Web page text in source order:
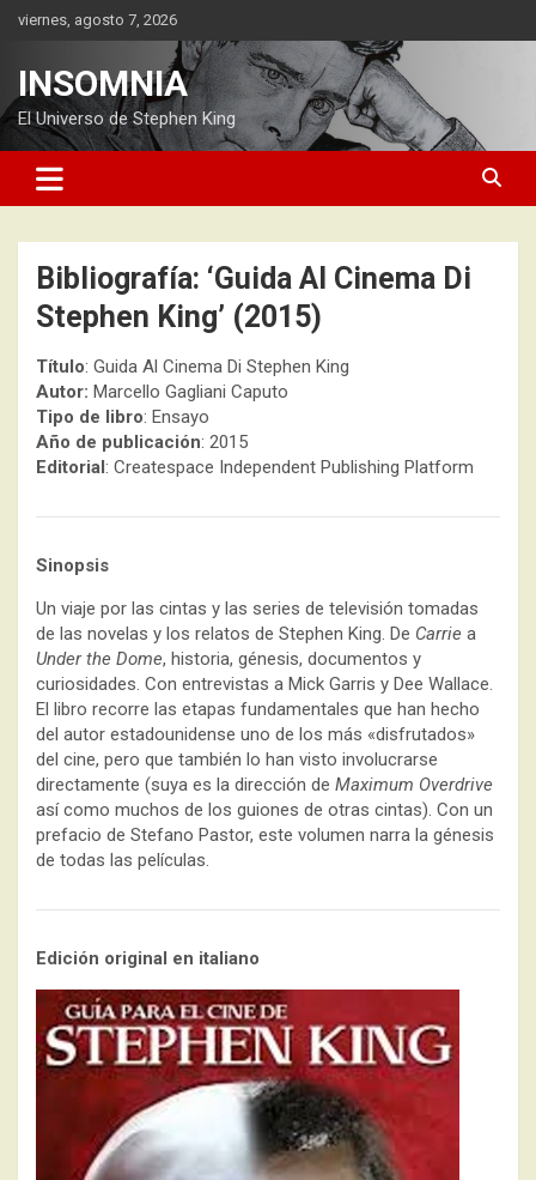
Saltarviernes, agosto 7, 2026
INSOMNIA
El Universo de Stephen King
Bibliografía: ‘Guida Al Cinema Di
Stephen King’ (2015)
Título: Guida Al Cinema Di Stephen King
Autor: Marcello Gagliani Caputo
Tipo de libro: Ensayo
Año de publicación: 2015
Editorial: Createspace Independent Publishing Platform
Sinopsis
Un viaje por las cintas y las series de televisión tomadas
de las novelas y los relatos de Stephen King. De Carrie a
Under the Dome, historia, génesis, documentos y
curiosidades. Con entrevistas a Mick Garris y Dee Wallace.
El libro recorre las etapas fundamentales que han hecho
del autor estadounidense uno de los más «disfrutados»
del cine, pero que también lo han visto involucrarse
directamente (suya es la dirección de Maximum Overdrive
así como muchos de los guiones de otras cintas). Con un
prefacio de Stefano Pastor, este volumen narra la génesis
de todas las películas.
Edición original en italiano